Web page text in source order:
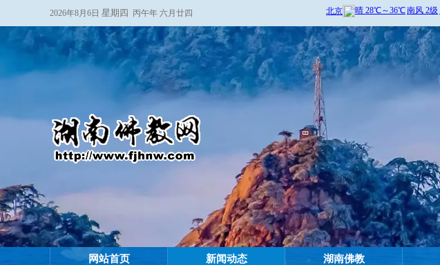
2026年8月6日 星期四 丙午年 六月廿四
网站首页 新闻动态 湖南佛教